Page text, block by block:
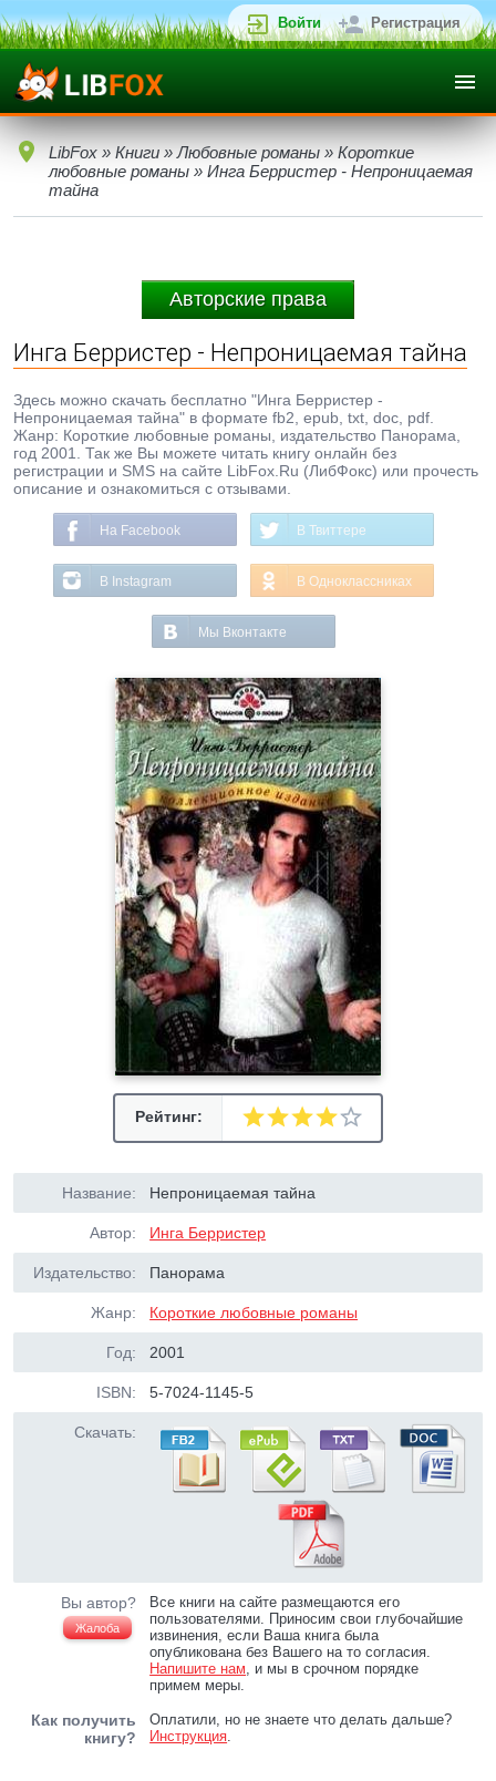
Войти Регистрация
LibFox » Книги » Любовные романы » Короткие
любовные романы » Инга Берристер - Непроницаемая
тайна
Авторские права
Инга Берристер - Непроницаемая тайна
Здесь можно скачать бесплатно "Инга Берристер -
Непроницаемая тайна" в формате fb2, epub, txt, doc, pdf.
Жанр: Короткие любовные романы, издательство Панорама,
год 2001. Так же Вы можете читать книгу онлайн без
регистрации и SMS на сайте LibFox.Ru (ЛибФокс) или прочесть
описание и ознакомиться с отзывами.
На Facebook В Твиттере
В Instagram В Одноклассниках
Мы Вконтакте
Рейтинг:
Название: Непроницаемая тайна
Автор: Инга Берристер
Издательство: Панорама
Жанр: Короткие любовные романы
Год: 2001
ISBN: 5-7024-1145-5
Скачать:
Вы автор?
Жалоба
Все книги на сайте размещаются его
пользователями. Приносим свои глубочайшие
извинения, если Ваша книга была
опубликована без Вашего на то согласия.
Напишите нам, и мы в срочном порядке
примем меры.
Как получить
книгу?
Оплатили, но не знаете что делать дальше?
Инструкция.